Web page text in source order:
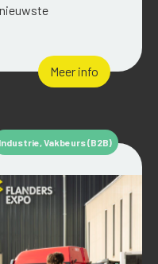
Meer info
Industrie Vakbeurs (B2B)